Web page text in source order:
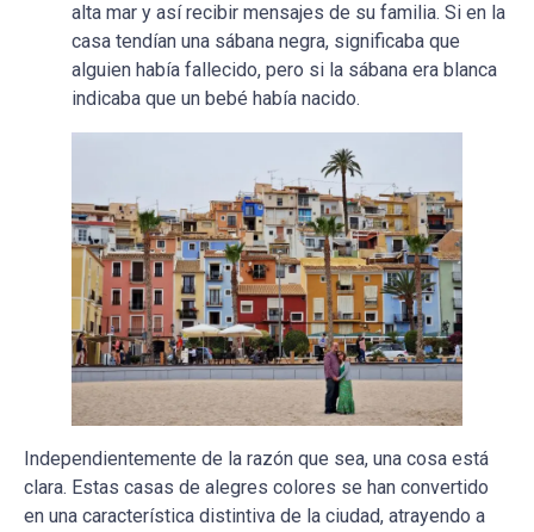
alta mar y así recibir mensajes de su familia. Si en la
casa tendían una sábana negra, significaba que
alguien había fallecido, pero si la sábana era blanca
indicaba que un bebé había nacido.
Independientemente de la razón que sea, una cosa está
clara. Estas casas de alegres colores se han convertido
en una característica distintiva de la ciudad, atrayendo a